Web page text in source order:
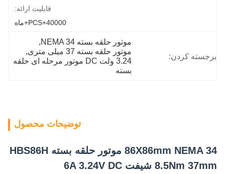
قابلیت ارائه:
40000+PCS+ماه
برجسته کردن:
موتور حلقه بسته NEMA 34
,
موتور حلقه بسته 37 میلی متری
,
3.24 ولت DC موتور مرحله ای حلقه
بسته
توضیحات محصول
86X86mm NEMA 34 موتور حلقه بسته HBS86H
8.5Nm 37mm شیفت 6A 3.24V DC